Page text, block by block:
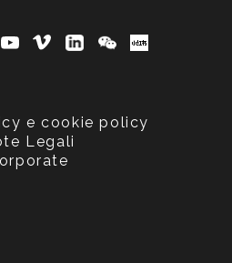
e cookie policy
Legali